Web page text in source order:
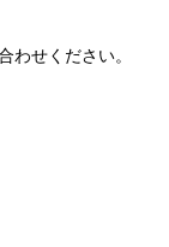
わせください。